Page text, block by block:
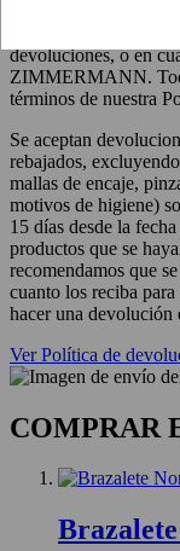
devoluciones, o en
ZIMMERMANN.
términos de nuestra
Se aceptan
rebajados,
mallas de encaje,
motivos de higiene)
15 días desde la
productos que se
recomendamos que
cuanto los reciba
hacer una devolución
Ver Política de
COMPRAR